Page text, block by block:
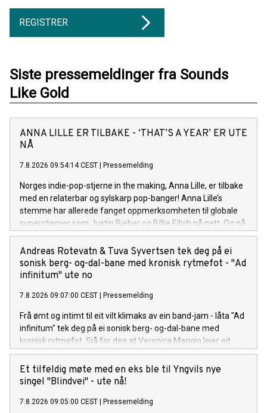
REGISTRER
Siste pressemeldinger fra Sounds
Like Gold
ANNA LILLE ER TILBAKE - ‘THAT’S A YEAR’ ER UTE
NÅ
7.8.2026 09:54:14 CEST Pressemelding
Norges indie-pop-stjerne in the making, Anna Lille, er tilbake
med en relaterbar og sylskarp pop-banger! Anna Lille’s
stemme har allerede fanget oppmerksomheten til globale
superstjerner som Justin Bieber og Billie Eilish på nett. Og nå
på sin nye singel «That's a Year», synger hun om den
spesifikke følelsen av å gå ut av et forhold og lure på om det
hele var bortkastet tid, men så å gradvis oppdage at livet på
den andre siden er uendelig mye bedre. Låten er bittersøt, litt
selvsikker og sassier enn noensinne. Sammen med singelen
slipper hun en offisiell musikkvideo på YouTube, som tar deg
med inn i det nye universet visuelt.
Andreas Rotevatn & Tuva Syvertsen tek deg på ei
sonisk berg- og-dal-bane med kronisk rytmefot - "Ad
infinitum" ute no
7.8.2026 09:07:00 CEST Pressemelding
Frå ømt og intimt til eit vilt klimaks av ein band-jam - låta "Ad
infinitum" tek deg på ei sonisk berg- og-dal-bane med
kronisk rytmefot. Sjå for deg at Veronica Maggio leier eit
vekkelsesmøte i indremisjonen kor målet er å gire
forsamlinga opp med pur glede og suggesjon. Liturgien til
den her seansen er Rotevatn sin tekst på arkaisk nynorsk, og
ein uendeleg prosess. "Ad infinitum", frå Andreas Rotevatn si
Et tilfeldig møte med en eks ble til Yngvils nye
singel "Blindvei" - ute nå!
7.8.2026 09:05:00 CEST Pressemelding